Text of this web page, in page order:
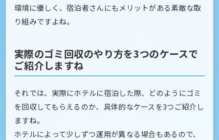
環境に優しく、宿泊者さんにもメリットがある素敵な取
り組みですよね。
実際のゴミ回収のやり方を3つのケースで
ご紹介しますね
それでは、実際にホテルに宿泊した際、どのようにゴミ
を回収してもらえるのか、具体的なケースを3つご紹介し
ますね。
ホテルによって少しずつ運用が異なる場合もあるので、